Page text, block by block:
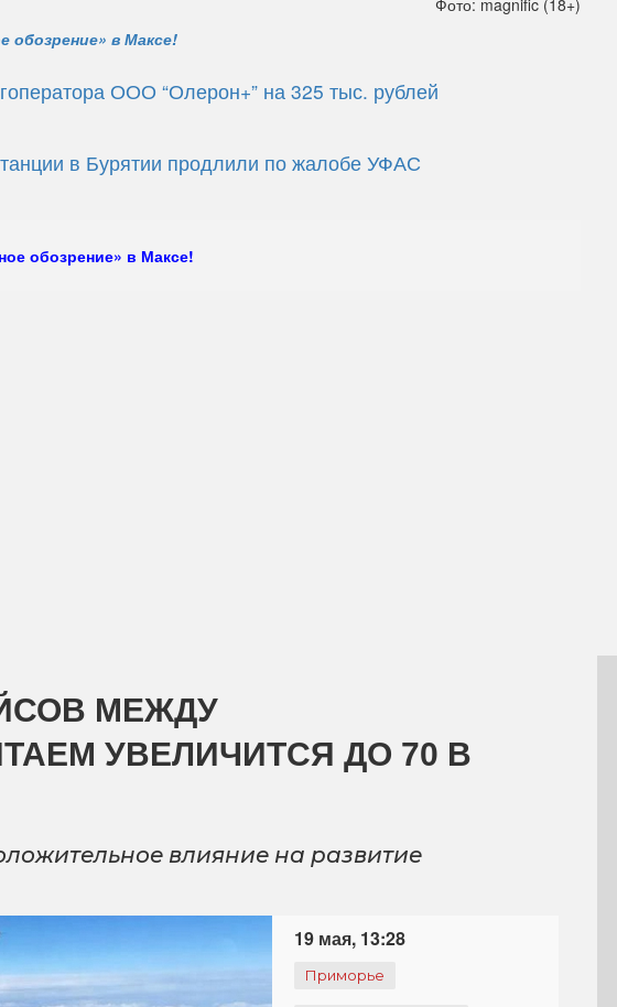
Фото: magnific (18+)
обозрение» в Максе!
ООО “Олерон+” на 325 тыс. рублей
в Бурятии продлили по жалобе УФАС
обозрение» в Максе!
МЕЖДУ
УВЕЛИЧИТСЯ ДО 70 В
влияние на развитие
19 мая, 13:28
Приморье